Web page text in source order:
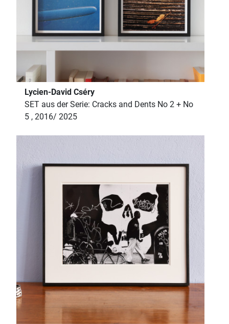
Lycien-David Cséry
SET aus der Serie: Cracks and Dents No 2 + No
5 , 2016/ 2025